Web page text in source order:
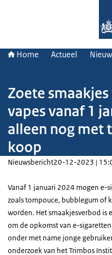
Home Actueel
Zoete
vapes vanaf 1
alleen nog met
koop
Nieuwsbericht20-12-2023 |
Vanaf 1 januari 2024 mogen e-
zoals tompouce, bubblegum of
worden. Het smaakjesverbod is
om de opkomst van e-sigaretten
onder met name jonge
onderzoek van het Trimbos